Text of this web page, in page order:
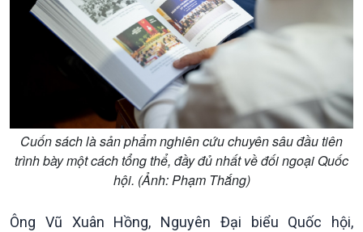
Văn hoá & Du lịch
Multimedia
Cuốn sách là sản phẩm nghiên cứu chuyên sâu đầu tiên
trình bày một cách tổng thể, đầy đủ nhất về đối ngoại Quốc
hội. (Ảnh: Phạm Thắng)
Ông Vũ Xuân Hồng, Nguyên Đại biểu Quốc hội,